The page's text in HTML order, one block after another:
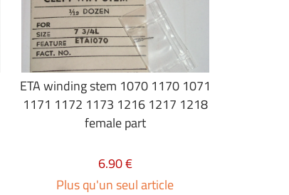
ETA winding stem 1070 1170 1071
1171 1172 1173 1216 1217 1218
female part
6.90 €
Plus qu'un seul article